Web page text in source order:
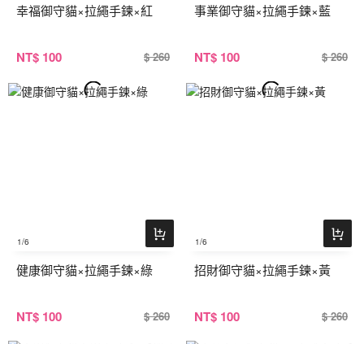
幸福御守貓×拉繩手鍊×紅
NT$ 100 $ 260
事業御守貓×拉繩手鍊×藍
NT$ 100 $ 260
1/6
健康御守貓×拉繩手鍊×綠
NT$ 100 $ 260
1/6
招財御守貓×拉繩手鍊×黃
NT$ 100 $ 260